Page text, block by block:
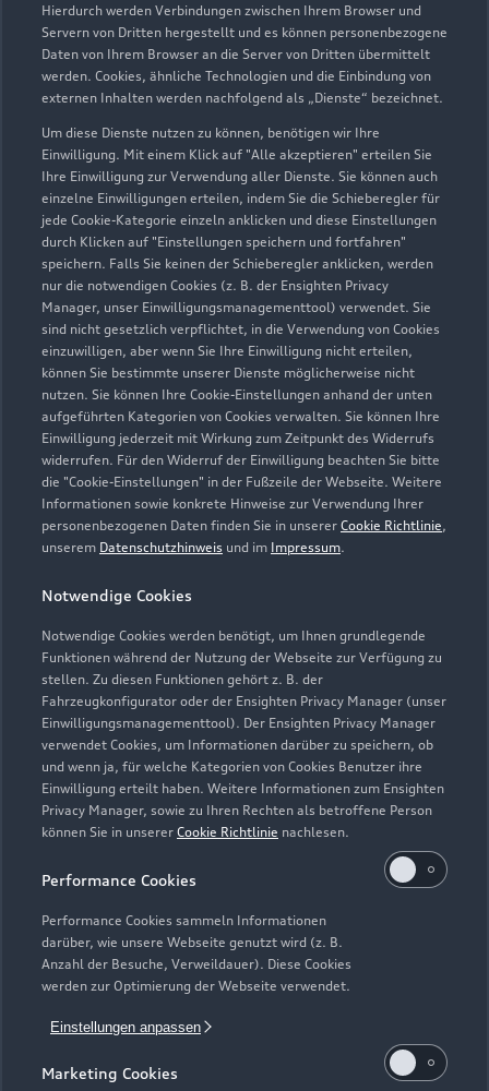
Hierdurch werden Verbindungen zwischen Ihrem Browser und
Servern von Dritten hergestellt und es können personenbezogene
Daten von Ihrem Browser an die Server von Dritten übermittelt
werden. Cookies, ähnliche Technologien und die Einbindung von
externen Inhalten werden nachfolgend als „Dienste“ bezeichnet.
Um diese Dienste nutzen zu können, benötigen wir Ihre
Einwilligung. Mit einem Klick auf "Alle akzeptieren" erteilen Sie
Ihre Einwilligung zur Verwendung aller Dienste. Sie können auch
einzelne Einwilligungen erteilen, indem Sie die Schieberegler für
jede Cookie-Kategorie einzeln anklicken und diese Einstellungen
durch Klicken auf "Einstellungen speichern und fortfahren"
speichern. Falls Sie keinen der Schieberegler anklicken, werden
nur die notwendigen Cookies (z. B. der Ensighten Privacy
Manager, unser Einwilligungsmanagementtool) verwendet. Sie
sind nicht gesetzlich verpflichtet, in die Verwendung von Cookies
einzuwilligen, aber wenn Sie Ihre Einwilligung nicht erteilen,
können Sie bestimmte unserer Dienste möglicherweise nicht
nutzen. Sie können Ihre Cookie-Einstellungen anhand der unten
aufgeführten Kategorien von Cookies verwalten. Sie können Ihre
Einwilligung jederzeit mit Wirkung zum Zeitpunkt des Widerrufs
widerrufen. Für den Widerruf der Einwilligung beachten Sie bitte
die "Cookie-Einstellungen" in der Fußzeile der Webseite. Weitere
Informationen sowie konkrete Hinweise zur Verwendung Ihrer
personenbezogenen Daten finden Sie in unserer Cookie Richtlinie,
unserem Datenschutzhinweis und im Impressum.
Notwendige Cookies
Notwendige Cookies werden benötigt, um Ihnen grundlegende
Funktionen während der Nutzung der Webseite zur Verfügung zu
stellen. Zu diesen Funktionen gehört z. B. der
Fahrzeugkonfigurator oder der Ensighten Privacy Manager (unser
Einwilligungsmanagementtool). Der Ensighten Privacy Manager
verwendet Cookies, um Informationen darüber zu speichern, ob
und wenn ja, für welche Kategorien von Cookies Benutzer ihre
Einwilligung erteilt haben. Weitere Informationen zum Ensighten
Privacy Manager, sowie zu Ihren Rechten als betroffene Person
können Sie in unserer Cookie Richtlinie nachlesen.
Performance Cookies
Performance Cookies sammeln Informationen
darüber, wie unsere Webseite genutzt wird (z. B.
Anzahl der Besuche, Verweildauer). Diese Cookies
werden zur Optimierung der Webseite verwendet.
Einstellungen anpassen
Marketing Cookies
zur Terminvereinbarung sowie die zeitnahe
Abarbeitung von Kundenanliegen.
Mitarbeiter_innen dieser Betriebe sind sowohl im
technischen Bereich als auch in der
qualifiziert.
Zurück nach oben
Modelle
Alle Modelle
Modelle vergleichen
Elektromodelle
Plug-in-Hybride
Kaufen & leasen
Neuwagensuche
Gebrauchtwagensuche
Gebrauchtwagen
Geschäftskunden
Service & Zubehör
Saisonale Angebote
Audi Services
Garantie
Audi digital services
myAudi
Support
Händlersuche
Audi Code
Häufige Fragen (FAQ)
Audi Online Beratung
Online-Terminvereinbarung
Servicekontakt
Über Audi
Karriere
Investor Relations
Presse & Media Center
Datenschutz
Audi erleben
Newsletter
© 2026 AUDI AG. Alle Rechte vorbehalten
Impressum Rechtliches
Hinweisgebersystem
Datenschutzinformation
Cookie-Einstellungen
Cookie-Richtlinie
Barrierefreiheit
Die Auszeichnung Audi Top Service Partner 2025 wurde von
der AUDI AG unter Ausschluss Dritter nach festgelegten
Hierzu zählen überdurchschnittliche Leistungen in der
Terminvereinbarung sowie die zeitnahe Abarbeitung von